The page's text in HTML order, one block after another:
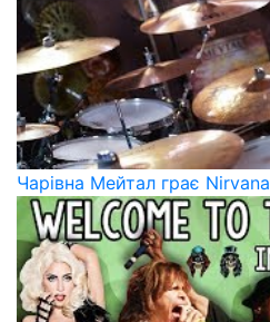
Чарівна Мейтал грає Nirvana